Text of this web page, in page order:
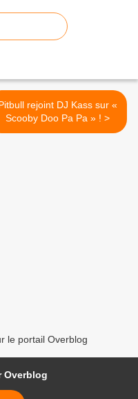
rejoint DJ Kass sur «
Scooby Doo Pa Pa » ! >
le portail Overblog
Overblog